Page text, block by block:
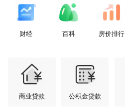
财经 百科 房价排行
商业贷款 公积金贷款